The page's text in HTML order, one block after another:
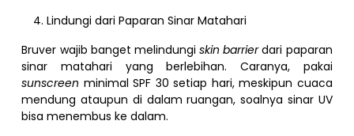
Lindungi dari Paparan Sinar Matahari
Bruver wajib banget melindungiskin barrierdari paparan
sinar matahari yang berlebihan. Caranya, pakai
sunscreen minimal SPF 30 setiap hari, meskipun cuaca
mendung ataupun di dalam ruangan, soalnya sinar UV
bisa menembus ke dalam.